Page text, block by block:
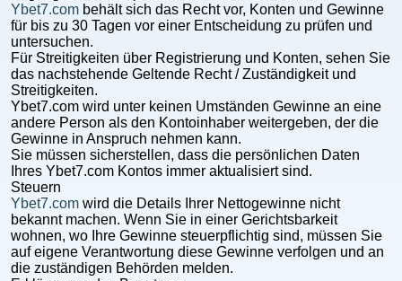
Ybet7.com behält sich das Recht vor, Konten und Gewinne
für bis zu 30 Tagen vor einer Entscheidung zu prüfen und
untersuchen.
Für Streitigkeiten über Registrierung und Konten, sehen Sie
das nachstehende Geltende Recht / Zuständigkeit und
Streitigkeiten.
Ybet7.com wird unter keinen Umständen Gewinne an eine
andere Person als den Kontoinhaber weitergeben, der die
Gewinne in Anspruch nehmen kann.
Sie müssen sicherstellen, dass die persönlichen Daten
Ihres Ybet7.com Kontos immer aktualisiert sind.
Steuern
Ybet7.com wird die Details Ihrer Nettogewinne nicht
bekannt machen. Wenn Sie in einer Gerichtsbarkeit
wohnen, wo Ihre Gewinne steuerpflichtig sind, müssen Sie
auf eigene Verantwortung diese Gewinne verfolgen und an
die zuständigen Behörden melden.